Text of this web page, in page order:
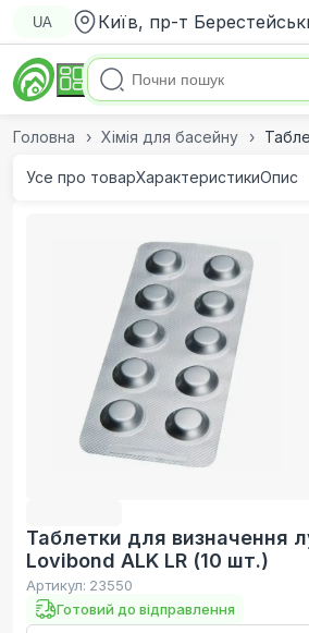
UA Київ, пр-т
Головна Хімія для басейну
Усе про товарХарактеристикиОпис
Таблетки для визначення
Lovibond ALK LR (10 шт.)
Артикул: 23550
Готовий до відправлення